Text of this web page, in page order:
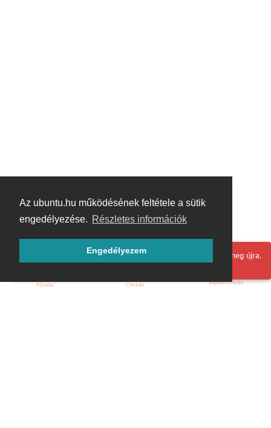
Az ubuntu.hu működésének feltétele a sütik
engedélyezése. Részletes információk
Engedélyezem
Hoppá! Valami hiba történt. Frissítse az oldalt és próbálja meg újra.
Főoldal Címkék Bejelentkezés